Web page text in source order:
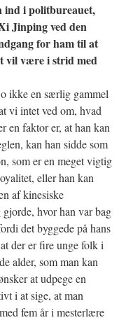
ind i politbureauet,
Jinping ved den
for ham til at
vil være i strid med
ikke en særlig gammel
vi intet ved om, hvad
en faktor er, at han kan
kan han sidde som
som er en meget vigtig
eller han kan
af kinesiske
hvor han var bag
det byggede på hans
der er fire unge folk i
alder, som man kan
at udpege en
i at sige, at man
fem år i mesterlære